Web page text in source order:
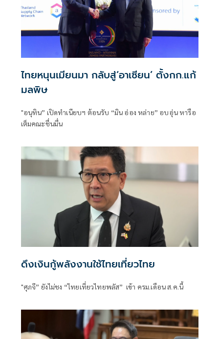
ไทยหนุนเมียนมา กลับสู่‘อาเซียน’ ตั้งกก.แก้
มลพิษ
"อนุทิน” เปิดทำเนียบฯ ต้อนรับ “มิน อ่อง หล่าย” อบอุ่น หารือ
เต็มคณะชื่นมื่น
ดึงเงินกู้พลังงานใช้ไทยเที่ยวไทย
"ศุภจี” ยังไม่ชง “ไทยเที่ยวไทยพลัส” เข้า ครม.เดือน ส.ค.นี้